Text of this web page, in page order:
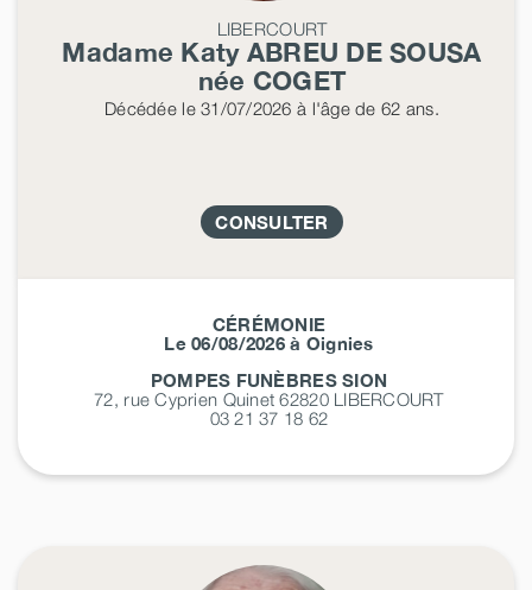
LIBERCOURT
Madame Katy ABREU DE SOUSA
née COGET
Décédéele 31/07/2026 à l'âge de 62 ans.
CONSULTER
CÉRÉMONIE
Le 06/08/2026 à Oignies
POMPES FUNÈBRES SION
72, rue Cyprien Quinet 62820 LIBERCOURT
03 21 37 18 62